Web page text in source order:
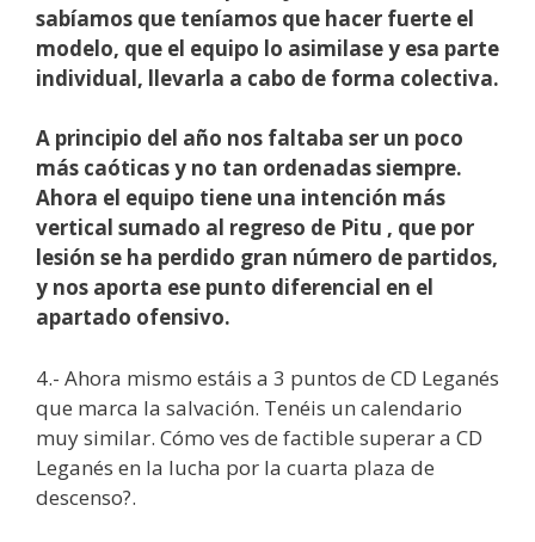
sabíamos que teníamos que hacer fuerte el
modelo, que el equipo lo asimilase y esa parte
individual, llevarla a cabo de forma colectiva.
A principio del año nos faltaba ser un poco
más caóticas y no tan ordenadas siempre.
Ahora el equipo tiene una intención más
vertical sumado al regreso de Pitu , que por
lesión se ha perdido gran número de partidos,
y nos aporta ese punto diferencial en el
apartado ofensivo.
4.- Ahora mismo estáis a 3 puntos de CD Leganés
que marca la salvación. Tenéis un calendario
muy similar. Cómo ves de factible superar a CD
Leganés en la lucha por la cuarta plaza de
descenso?.